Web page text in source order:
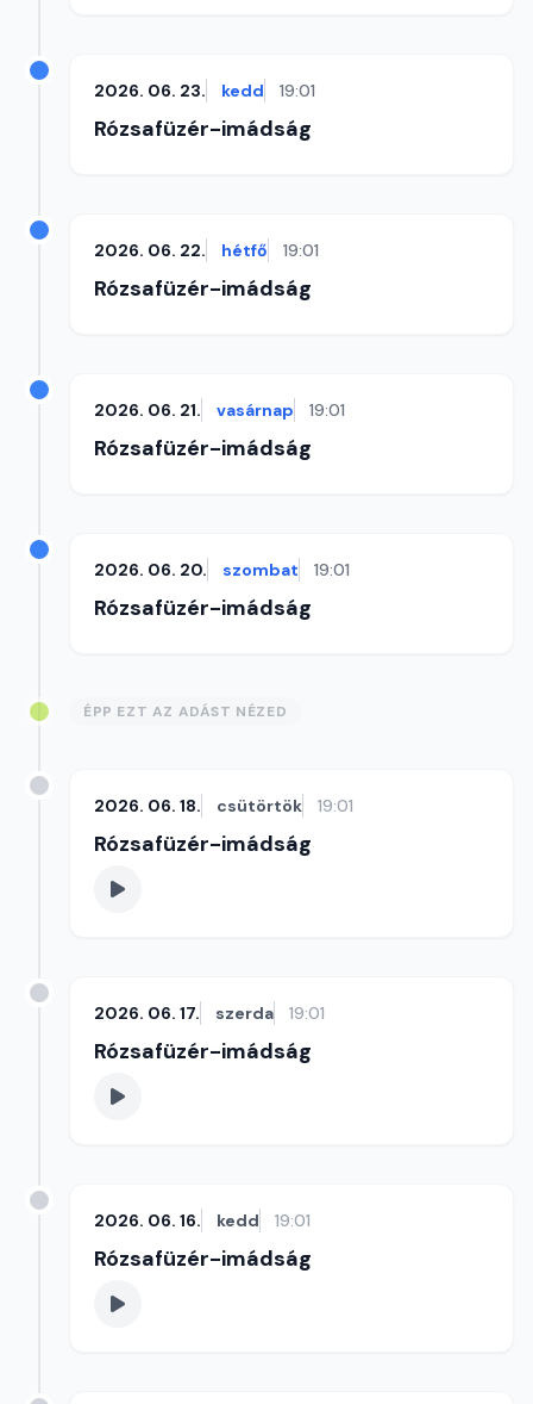
2026. 06. 23. kedd 19:01
Rózsafüzér-imádság
2026. 06. 22. hétfő 19:01
Rózsafüzér-imádság
2026. 06. 21. vasárnap 19:01
Rózsafüzér-imádság
2026. 06. 20. szombat 19:01
Rózsafüzér-imádság
ÉPP EZT AZ ADÁST NÉZED
2026. 06. 18. csütörtök 19:01
Rózsafüzér-imádság
2026. 06. 17. szerda 19:01
Rózsafüzér-imádság
2026. 06. 16. kedd 19:01
Rózsafüzér-imádság